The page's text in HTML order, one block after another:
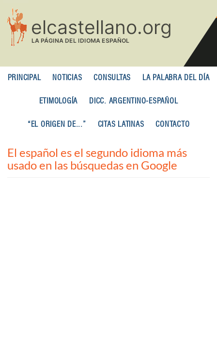
contenido
principal
PRINCIPAL NOTICIAS CONSULTAS LA PALABRA DEL DÍA
ETIMOLOGÍA DICC. ARGENTINO-ESPAÑOL
“EL ORIGEN DE...” CITAS LATINAS CONTACTO
El español es el segundo idioma más
usado en las búsquedas en Google